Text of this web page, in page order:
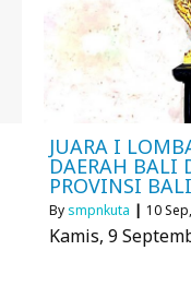
JUARA I
DAERAH BALI
PROVINSI BALI
By smpnkuta | 10
Kamis, 9